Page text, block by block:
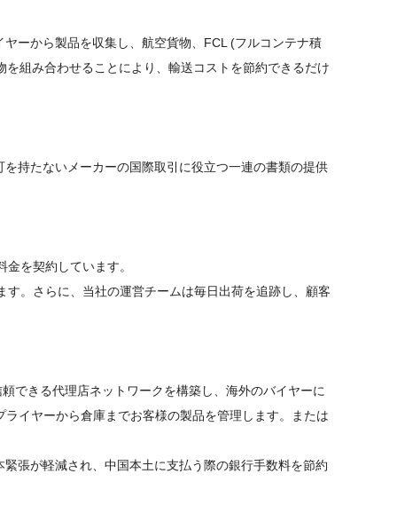
ーから製品を収集し、航空貨物、FCL (フルコンテナ積
組み合わせることにより、輸送コストを節約できるだけ
持たないメーカーの国際取引に役立つ一連の書類の提供
を契約しています。
。さらに、当社の運営チームは毎日出荷を追跡し、顧客
できる代理店ネットワークを構築し、海外のバイヤーに
イヤーから倉庫までお客様の製品を管理します。または
張が軽減され、中国本土に支払う際の銀行手数料を節約